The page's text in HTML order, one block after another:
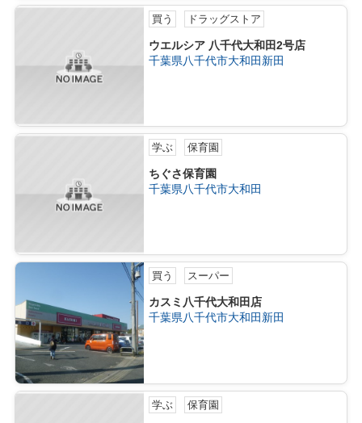
買う ドラッグストア
ウエルシア 八千代大和田2号店
千葉県八千代市大和田新田
学ぶ 保育園
ちぐさ保育園
千葉県八千代市大和田
買う スーパー
カスミ八千代大和田店
千葉県八千代市大和田新田
学ぶ 保育園